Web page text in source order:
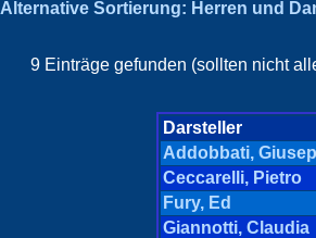
Alternative Sortierung: Herren und
9 Einträge gefunden (sollten nicht
Darsteller
Addobbati,
Ceccarelli, Pietro
Fury, Ed
Giannotti, Claudia